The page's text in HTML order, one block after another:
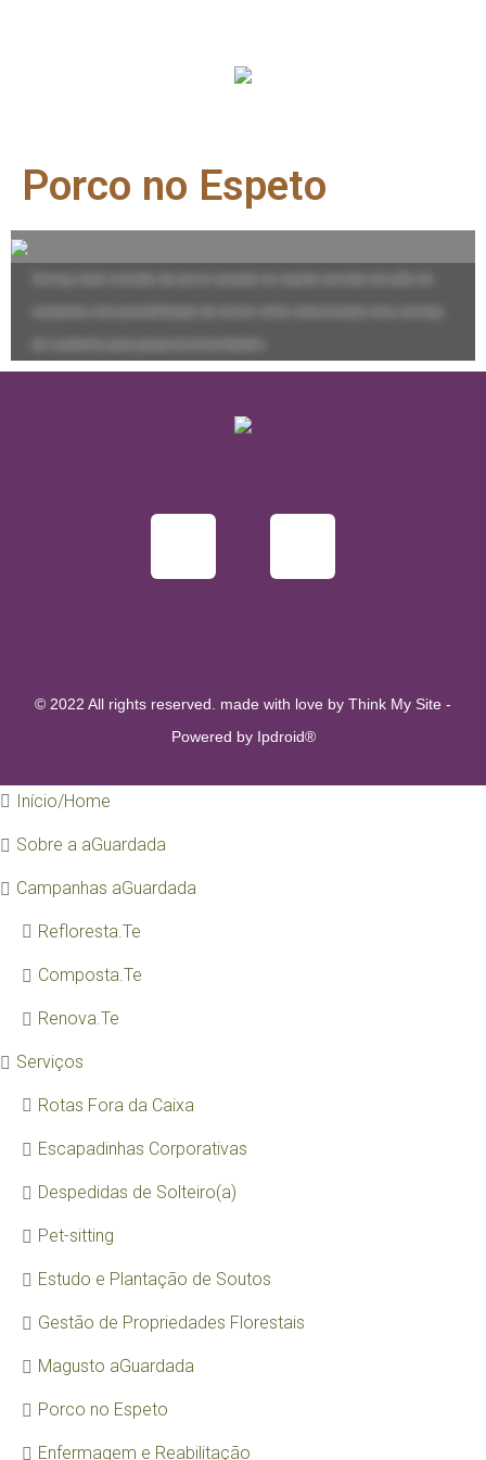
Porco no Espeto
© 2022 All rights reserved. made with love by Think My Site -
Powered by Ipdroid®
Início/Home
Sobre a aGuardada
Campanhas aGuardada
Refloresta.Te
Composta.Te
Renova.Te
Serviços
Rotas Fora da Caixa
Escapadinhas Corporativas
Despedidas de Solteiro(a)
Pet-sitting
Estudo e Plantação de Soutos
Gestão de Propriedades Florestais
Magusto aGuardada
Porco no Espeto
Enfermagem e Reabilitação